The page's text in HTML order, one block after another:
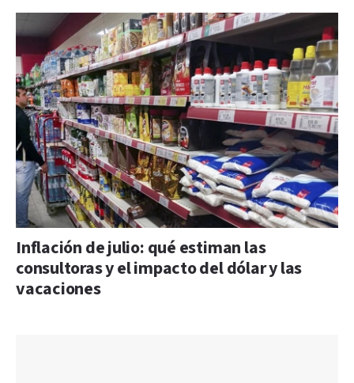
Inflación de julio: qué estiman las
consultoras y el impacto del dólar y las
vacaciones